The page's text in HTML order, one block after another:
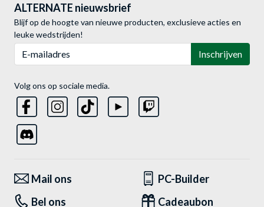
ALTERNATE nieuwsbrief
Blijf op de hoogte van nieuwe producten, exclusieve acties en
leuke wedstrijden!
Inschrijven
Volg ons op sociale media.
Mail ons
PC-Builder
Bel ons
Cadeaubon